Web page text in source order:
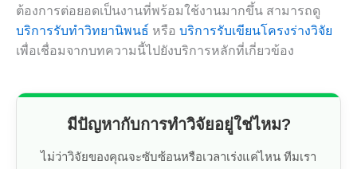
ต้องการต่อยอดเป็นงานที่พร้อมใช้งานมากขึ้น สามารถดู
บริการรับทำวิทยานิพนธ์ หรือ บริการรับเขียนโครงร่างวิจัย
เพื่อเชื่อมจากบทความนี้ไปยังบริการหลักที่เกี่ยวข้อง
มีปัญหากับการทำวิจัยอยู่ใช่ไหม?
ไม่ว่าวิจัยของคุณจะซับซ้อนหรือเวลาเร่งแค่ไหน ทีมเรา